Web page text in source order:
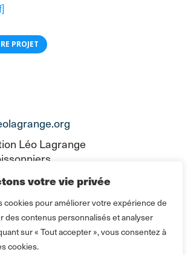
votre vie privée
cookies pour améliorer votre expérience de
des contenus personnalisés et analyser
sur « Tout accepter », vous consentez à
cookies.
PROJET
Léo Lagrange